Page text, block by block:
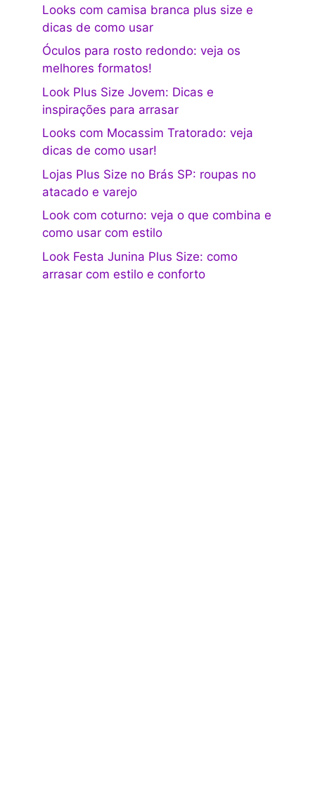
Looks com camisa branca plus size e
dicas de como usar
Óculos para rosto redondo: veja os
melhores formatos!
Look Plus Size Jovem: Dicas e
inspirações para arrasar
Looks com Mocassim Tratorado: veja
dicas de como usar!
Lojas Plus Size no Brás SP: roupas no
atacado e varejo
Look com coturno: veja o que combina e
como usar com estilo
Look Festa Junina Plus Size: como
arrasar com estilo e conforto